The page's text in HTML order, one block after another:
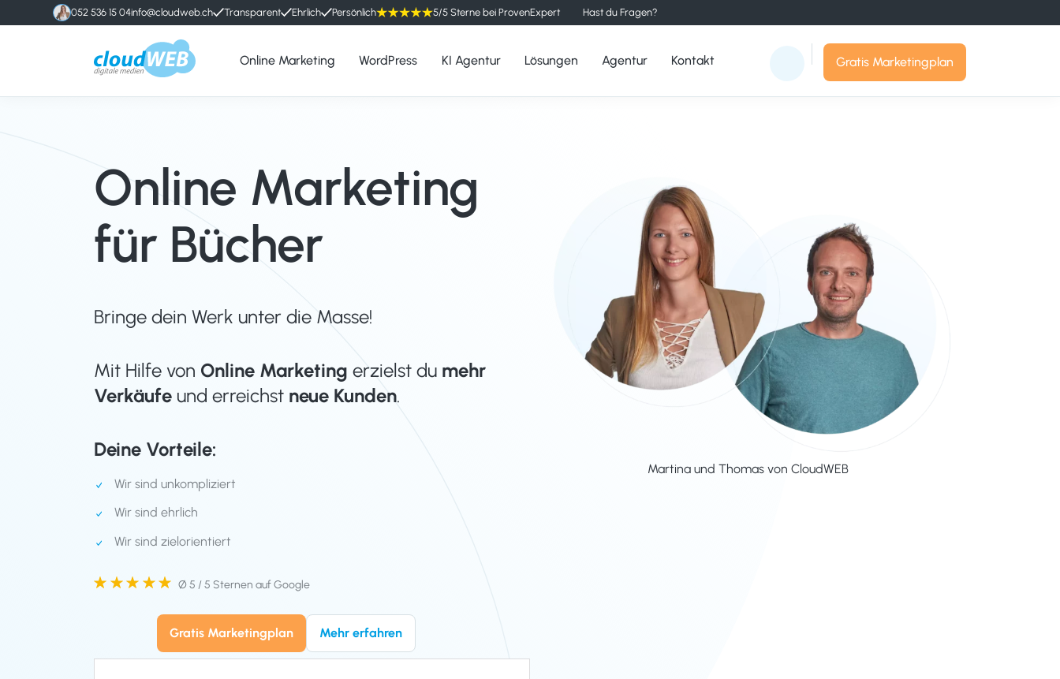
052 536 15 04info@cloudweb.ch Transparent Ehrlich Persönlich 5/5 Sterne bei ProvenExpert Hast du Fragen?
-
Online Marketing WordPress KI Agentur Lösungen Agentur Kontakt Gratis Marketingplan
Online Marketing
für Bücher
Bringe dein Werk unter die Masse!
Mit Hilfe von Online Marketing erzielst du mehr
Verkäufe und erreichst neue Kunden.
Deine Vorteile:
Wir sind unkompliziert
Wir sind ehrlich
Wir sind zielorientiert
Ø 5 / 5 Sternen auf Google
Gratis Marketingplan Mehr erfahren
Martina und Thomas von CloudWEB